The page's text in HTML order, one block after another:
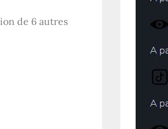
de 6 autres